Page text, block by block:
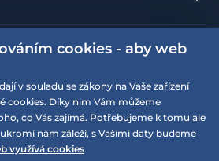
zboží
klubu
cookies - aby web
v souladu se zákony na Vaše zařízení
cookies. Díky nim Vám můžeme
co Vás zajímá. Potřebujeme k tomu ale
nám záleží, s Vašimi daty budeme
využívá cookies